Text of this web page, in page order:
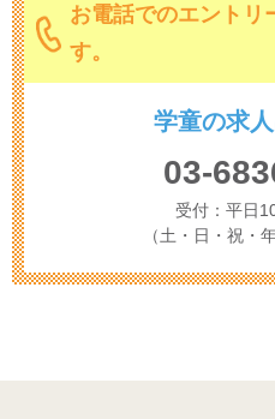
お電話でのエントリ
す。
学童の求人
03-
受付：平日
（土・日・祝・